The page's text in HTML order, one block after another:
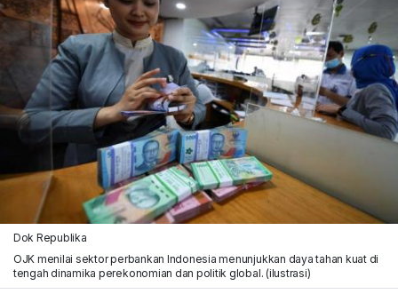
Dok Republika
OJK menilai sektor perbankan Indonesia menunjukkan daya tahan kuat di
tengah dinamika perekonomian dan politik global. (ilustrasi)